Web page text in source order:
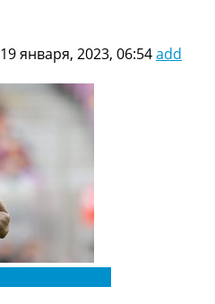
19 января, 2023, 06:54add